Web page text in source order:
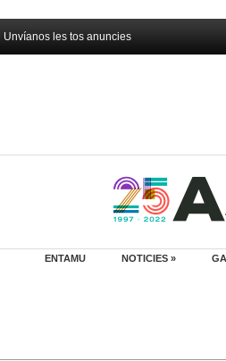
Unvíanos les tos anuncies
ENTAMU NOTICIES »